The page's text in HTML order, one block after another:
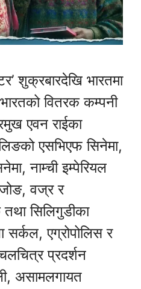
शुक्रबारदेखि भारतमा
वितरक कम्पनी
एवन राईका
एसभिएफ सिनेमा,
नाम्ची इम्पेरियल
वज्र र
सिलिगुडीका
सर्कल, एग्रोपोलिस र
प्रदर्शन
असामलगायत